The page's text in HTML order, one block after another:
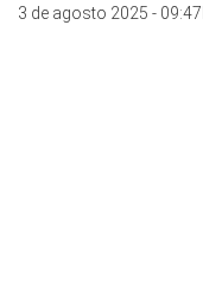
3 de agosto 2025 -